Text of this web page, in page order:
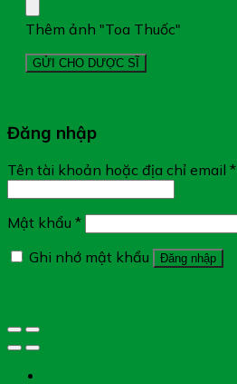
Thêm ảnh "Toa Thuốc"
Đăng nhập
Tên tài khoản hoặc địa chỉ email *
Mật khẩu *
Ghi nhớ mật khẩu
Đăng nhập